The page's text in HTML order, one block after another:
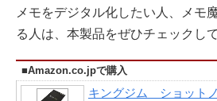
メモをデジタル化したい人、メモ
る人は、本製品をぜひチェックし
■Amazon.co.jpで購入
キングジム ショッ